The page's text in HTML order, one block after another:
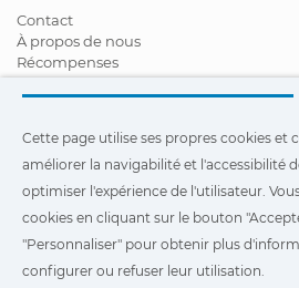
Contact
À propos de nous
Récompenses
Certifications
Nouveautés
Vidéos
FAQ - Foire Aux Questions
Cette page utilise ses propres
améliorer la navigabilité et
optimiser l'expérience de
Cette page utilise ses propres cookies et
améliorer la navigabilité et l'accessibilité
optimiser l'expérience de l'utilisateur.
cookies en cliquant sur le bouton
"Personnaliser" pour obtenir plus
configurer ou refuser leur utilisation.